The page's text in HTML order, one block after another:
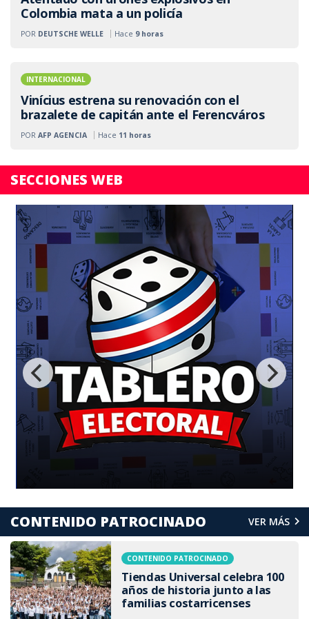
Colombia mata a un policía
Hace 9 horas
POR DEUTSCHE WELLE
INTERNACIONAL
Vinícius estrena su renovación con el
brazalete de capitán ante el Ferencváros
Hace 11 horas
POR AFP AGENCIA
SECCIONES WEB
CONTENIDO PATROCINADO VER MÁS
CONTENIDO PATROCINADO
Tiendas Universal celebra 100
años de historia junto a las
familias costarricenses